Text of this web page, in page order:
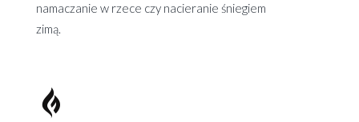
namaczanie w rzece czy nacieranie śniegiem
zimą.